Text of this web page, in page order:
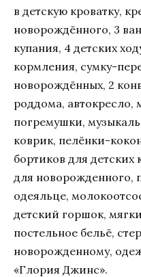
в детскую кроватку,
новорождённого, 3
купания, 4 детских
кормления, сумку-
новорождённых, 2
роддома, автокресло,
погремушки,
коврик, пелёнки-
бортиков для детских
для новорожденного,
одеяльце,
детский горшок,
постельное бельё,
новорожденному,
«Глория Джинс».